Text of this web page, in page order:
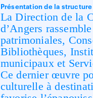
Présentation de la structure
La Direction de la
d’Angers
patrimoniales,
Bibliothèques,
municipaux et
Ce dernier œuvre
culturelle à